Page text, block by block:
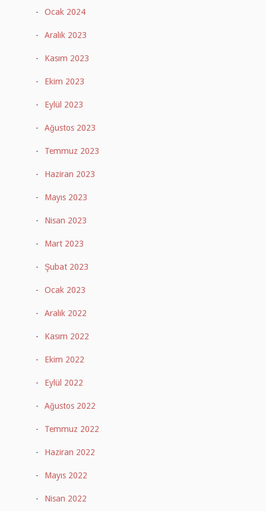
Ocak 2024
Aralık 2023
Kasım 2023
Ekim 2023
Eylül 2023
Ağustos 2023
Temmuz 2023
Haziran 2023
Mayıs 2023
Nisan 2023
Mart 2023
Şubat 2023
Ocak 2023
Aralık 2022
Kasım 2022
Ekim 2022
Eylül 2022
Ağustos 2022
Temmuz 2022
Haziran 2022
Mayıs 2022
Nisan 2022